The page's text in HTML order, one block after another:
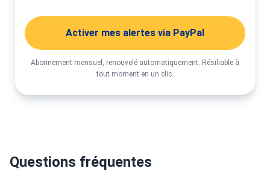
Activer mes alertes via PayPal
Abonnement mensuel, renouvelé automatiquement. Résiliable à
tout moment en un clic.
Questions fréquentes